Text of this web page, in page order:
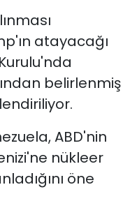
atayacağı
belirlenmiş
ABD'nin
nükleer
öne